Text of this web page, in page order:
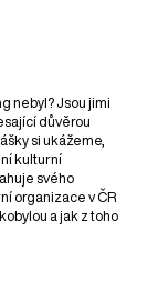
nebyl? Jsou jimi
důvěrou
si ukážeme,
kulturní
svého
organizace v ČR
a jak z toho